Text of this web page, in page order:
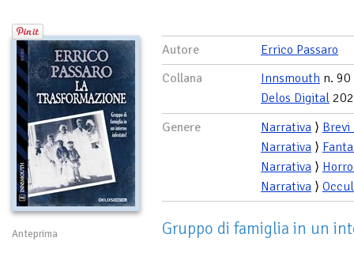
Anteprima
Autore
Errico Passaro
Collana
Innsmouth n. 90
Delos Digital
Genere
Narrativa ⟩ Brevi
Narrativa ⟩
Narrativa ⟩
Narrativa ⟩
Gruppo di famiglia in un